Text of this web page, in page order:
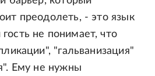
преодолеть, - это язык
не понимает, что
"гальванизация"
Ему не нужны